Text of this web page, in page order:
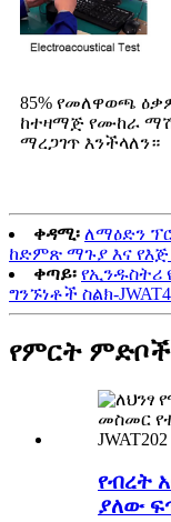
85% የመለዋወጫ
ከተዛማጅ የሙከራ
ማረጋገጥ እንችላለን።
ቀዳሚ፡ ለማዕድን
ከድምጽ ማጉያ እና የእጅ
ቀጣይ፡ የኢንዱስትሪ
ግንኙነቶች ስልክ-
የምርት ምድቦች
የብረት
ያለው